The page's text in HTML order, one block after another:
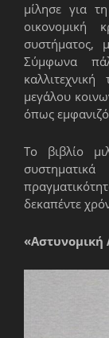
μίλησε για
οικονομική
συστήματος,
Σύμφωνα
μεγάλου
όπως
Το βιβλίο
δεκαπέντε
«Αστυνομική